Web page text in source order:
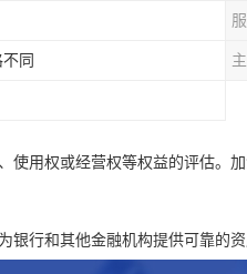
同
使用权或经营权等权益的评估。
银行和其他金融机构提供可靠的